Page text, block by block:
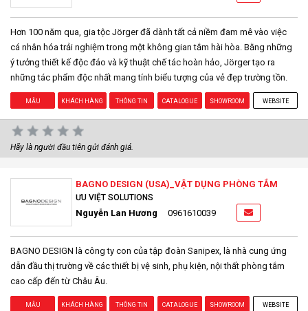
Hơn 100 năm qua, gia tộc Jörger đã dành tất cả niềm đam mê vào việc
cá nhân hóa trải nghiệm trong một không gian tắm hài hòa. Bằng những
ý tưởng thiết kế độc đáo và kỹ thuật chế tác hoàn hảo, Jörger tạo ra
những tác phẩm độc nhất mang tính biểu tượng của vẻ đẹp trường tồn.
MẪU KHÁCH HÀNG THÔNG TIN CATALOGUE SHOWROOM WEBSITE
Hãy là người đầu tiên gửi đánh giá.
BAGNO DESIGN (USA)_VẬT DỤNG PHÒNG TẮM
ƯU VIỆT SOLUTIONS
Nguyễn Lan Hương 0961610039
BAGNO DESIGN là công ty con của tập đoàn Sanipex, là nhà cung ứng
dẫn đầu thị trường về các thiết bị vệ sinh, phụ kiện, nội thất phòng tắm
cao cấp đến từ Châu Âu.
MẪU KHÁCH HÀNG THÔNG TIN CATALOGUE SHOWROOM WEBSITE